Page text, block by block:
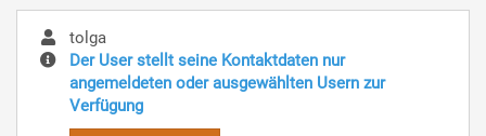
tolga
Der User stellt seine Kontaktdaten nur
angemeldeten oder ausgewählten Usern zur
Verfügung